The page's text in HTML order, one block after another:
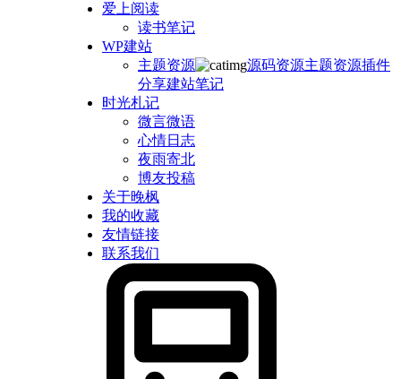
爱上阅读
读书笔记
WP建站
主题资源
源码资源主题资源插件
分享建站笔记
时光札记
微言微语
心情日志
夜雨寄北
博友投稿
关于晚枫
我的收藏
友情链接
联系我们